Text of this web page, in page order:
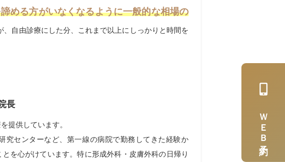
ＷＥＢ予約
める方がいなくなるように一般的な相場の
自由診療にした分、これまで以上にしっかりと時間を
長
提供しています。
究センターなど、第一線の病院で勤務してきた経験か
を心がけています。特に形成外科・皮膚外科の日帰り